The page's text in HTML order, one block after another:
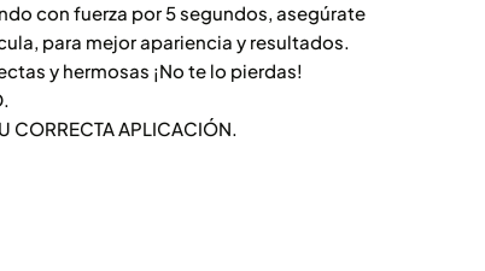
con fuerza por 5 segundos, asegúrate
para mejor apariencia y resultados.
y hermosas ¡No te lo pierdas!
CORRECTA APLICACIÓN.